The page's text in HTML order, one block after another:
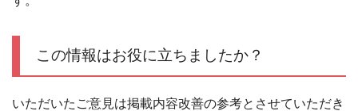
この情報はお役に立ちましたか？
いただいたご意見は掲載内容改善の参考とさせていただき